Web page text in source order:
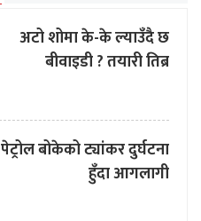
अटो शोमा के-के ल्याउँदै छ
बीवाइडी ? तयारी तिब्र
पेट्रोल बोकेको ट्यांकर दुर्घटना
हुँदा आगलागी